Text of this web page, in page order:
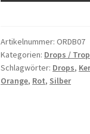
Sterling
Silber
Haken
Menge
Artikelnummer:ORDB07
Kategorien: Drops /
Schlagwörter: Drops,
Orange, Rot, Silber